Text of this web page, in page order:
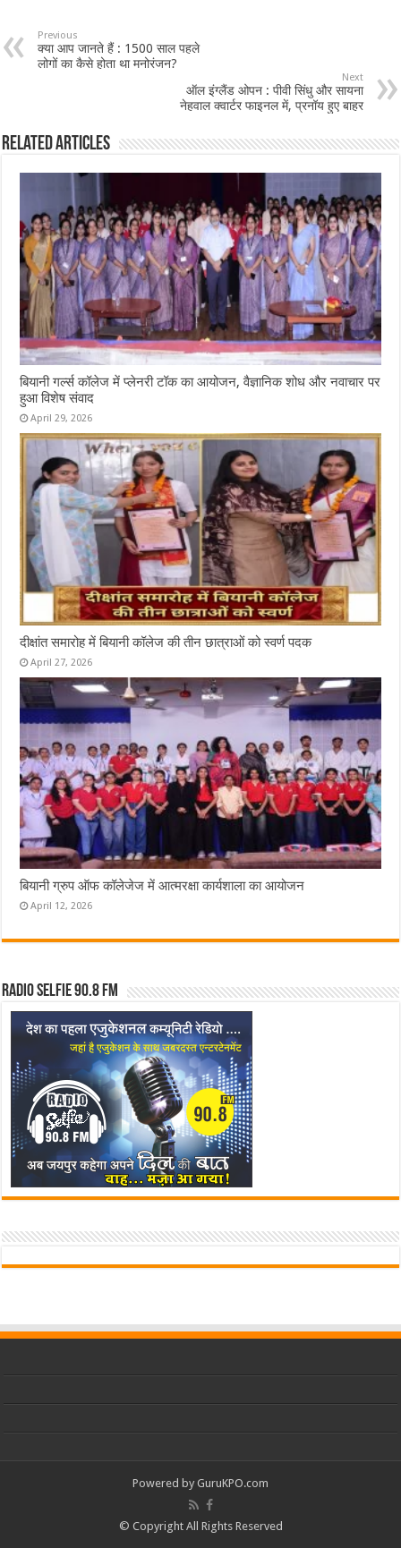
Previous
क्या आप जानते हैं : 1500 साल पहले
लोगों का कैसे होता था मनोरंजन?
Next
ऑल इंग्लैंड ओपन : पीवी सिंधु और सायना
नेहवाल क्वार्टर फाइनल में, प्रनॉय हुए बाहर
Related Articles
बियानी गर्ल्स कॉलेज में प्लेनरी टॉक का आयोजन, वैज्ञानिक शोध और नवाचार पर
हुआ विशेष संवाद
April 29, 2026
दीक्षांत समारोह में बियानी कॉलेज की तीन छात्राओं को स्वर्ण पदक
April 27, 2026
बियानी ग्रुप ऑफ कॉलेजेज में आत्मरक्षा कार्यशाला का आयोजन
April 12, 2026
Radio Selfie 90.8 FM
Powered by GuruKPO.com
© Copyright All Rights Reserved